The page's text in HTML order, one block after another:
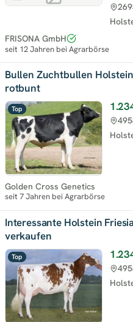
FRISONA GmbH
seit 12 Jahren bei Agrarbörse
Top
Bullen Zuchtbullen
rotbunt
Golden Cross Genetics
seit 7 Jahren bei Agrarbörse
Top
Interessante Holstein
verkaufen